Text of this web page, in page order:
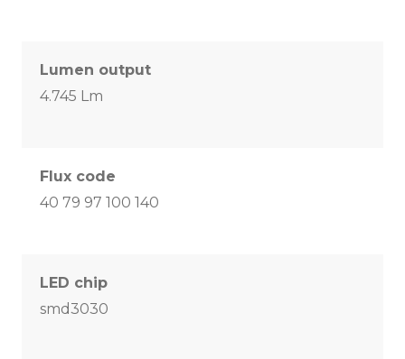
Lumen output
4.745 Lm
Flux code
40 79 97 100 140
LED chip
smd3030